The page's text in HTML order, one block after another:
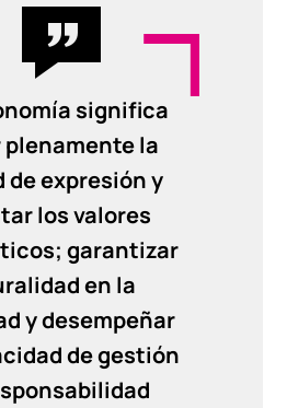
significa
la
de expresión y
los valores
garantizar
en la
y desempeñar
de gestión